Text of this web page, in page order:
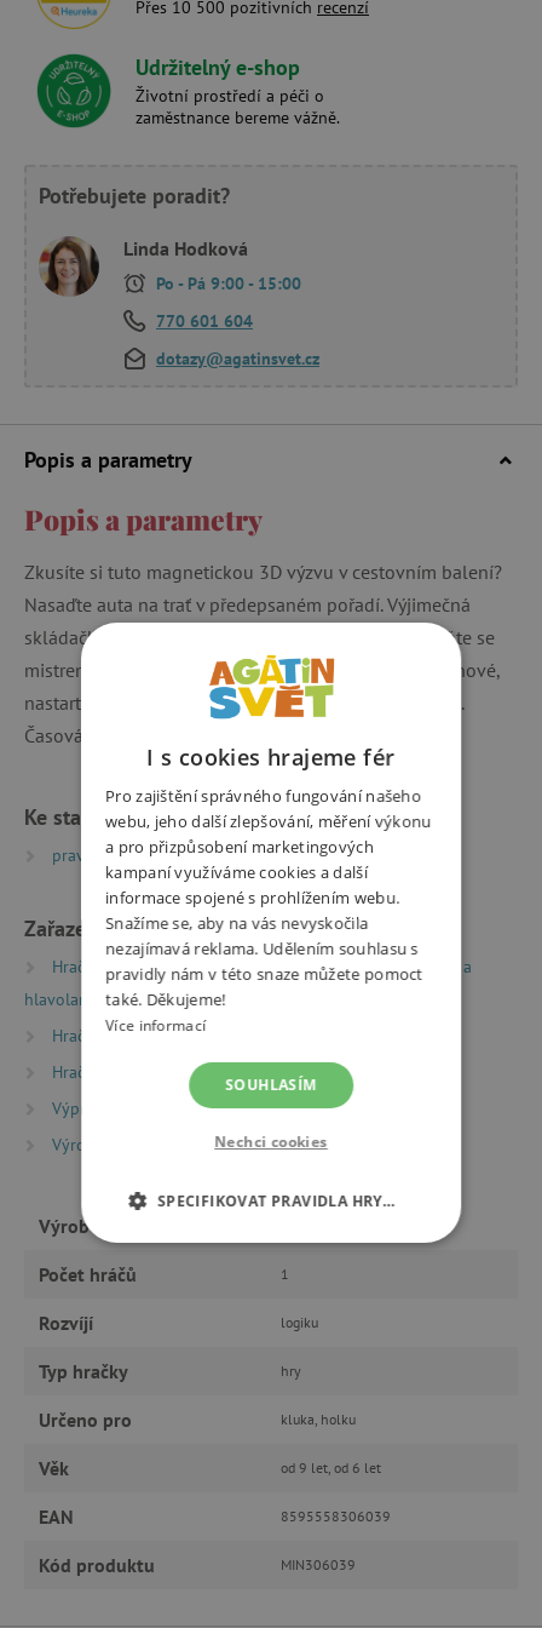
Přes 10 500 pozitivních recenzí
Udržitelný e-shop
Životní prostředí a péči o
zaměstnance bereme vážně.
Potřebujete poradit?
Linda Hodková
Po - Pá 9:00 - 15:00
770 601 604
dotazy@agatinsvet.cz
Popis a parametry
Popis a parametry
Zkusíte si tuto magnetickou 3D výzvu v cestovním balení?
Nasaďte auta na trať v předepsaném pořadí. Výjimečná
skládačka v praktické kovové cestovní krabičce. Staňte se
mistrem 48 úloh na 6 závodních dráhách. Dámy a pánové,
nastartujte motory! Hra je určena pro 1 hráče od 7 let.
Časová náročnost cca 10 minut.
Ke stažení
pravidla hry CZ + SK | PDF | 0.39 MB
Zařazeno v kategoriích
Hračky dle typu Společenské hry
Logické hry a
hlavolamy
Hračky dle věku
Hračky dle věku
Hry a hračky pro děti od 9 let
Výprodej %
Smartgames - 5%
Výrobci
SmartGames
Výrobce
Počet hráčů 1
Rozvíjí logiku
Typ hračky hry
Určeno pro kluka, holku
Věk od 9 let, od 6 let
EAN 8595558306039
Kód produktu MIN306039
I s cookies hrajeme fér
Pro zajištění správného fungování našeho
webu, jeho další zlepšování, měření výkonu
a pro přizpůsobení marketingových
kampaní využíváme cookies a další
informace spojené s prohlížením webu.
Snažíme se, aby na vás nevyskočila
nezajímavá reklama. Udělením souhlasu s
pravidly nám v této snaze můžete pomoct
také. Děkujeme!
Více informací
SOUHLASÍM
Nechci cookies
SPECIFIKOVAT PRAVIDLA HRY…
MARKETINGOVÉ COOKIES
FUNKČNÍ SOUBORY
Analytické cookies
Marketingové cookies